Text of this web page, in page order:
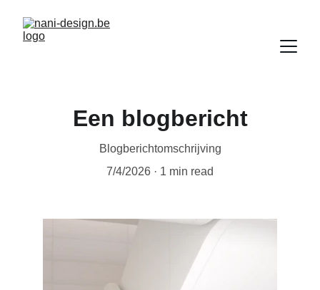
Een blogbericht
Blogberichtomschrijving
7/4/2026
1 min read